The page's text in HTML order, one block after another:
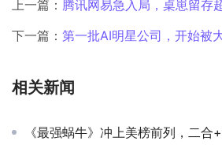
上一篇： 腾讯网易急入局，桌崽留存超豆包
下一篇： 第一批AI明星公司，开始被
相关新闻
《最强蜗牛》冲上美榜前列，二合+经营玩